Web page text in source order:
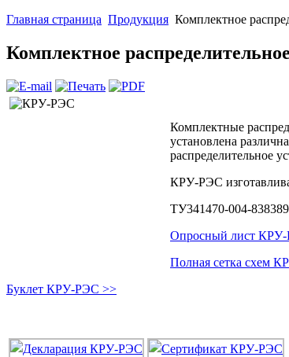
Главная страница Продукция Комплектное
Комплектное
Комплектные
установлена
распределительное
КРУ-РЭС
ТУ341470-004-
Опросный лист
Полная сетка схем
Буклет КРУ-РЭС >>